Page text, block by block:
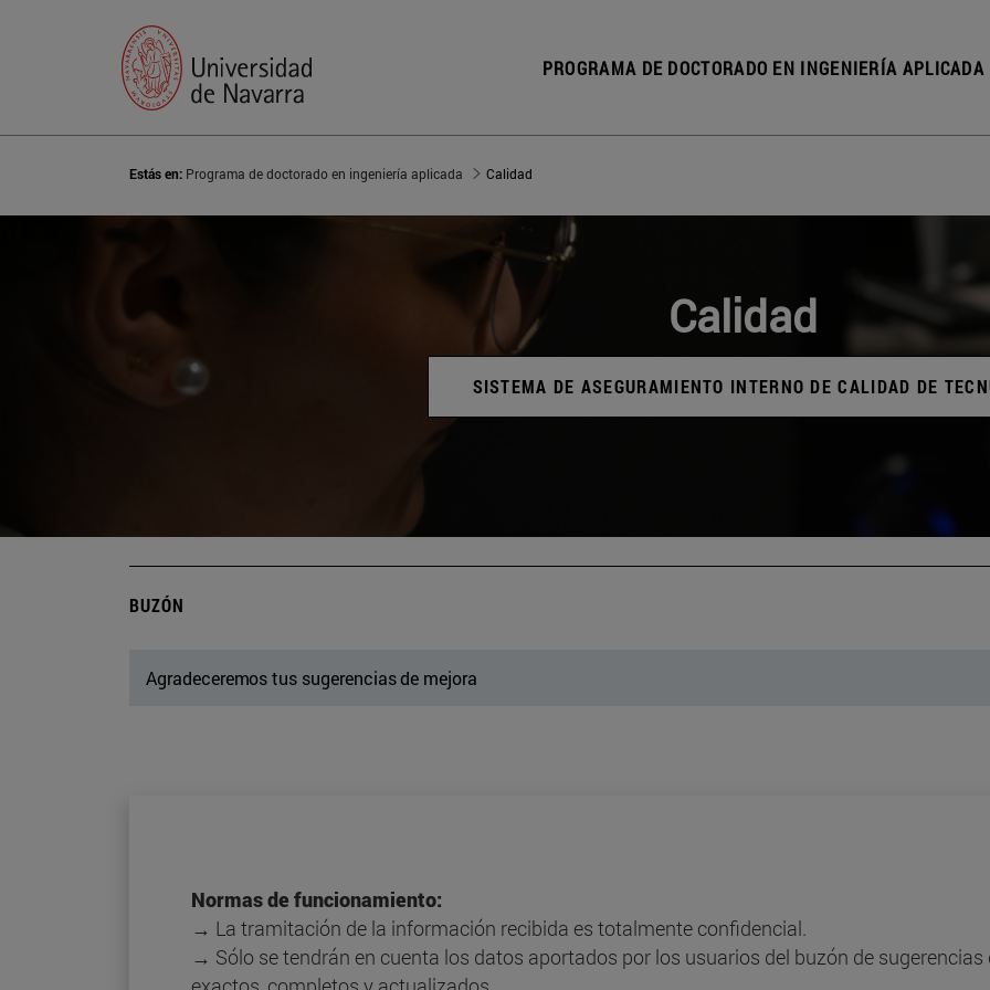
PROGRAMA DE DOCTORADO EN INGENIERÍA APLICADA
Estás en: Programa de doctorado en ingeniería aplicada Calidad
Calidad
SISTEMA DE ASEGURAMIENTO INTERNO DE CALIDAD DE
BUZÓN
Agradeceremos tus sugerencias de mejora
Normas de funcionamiento:
→ La tramitación de la información recibida es totalmente confidencial.
→ Sólo se tendrán en cuenta los datos aportados por los usuarios del buzón de sugerencias